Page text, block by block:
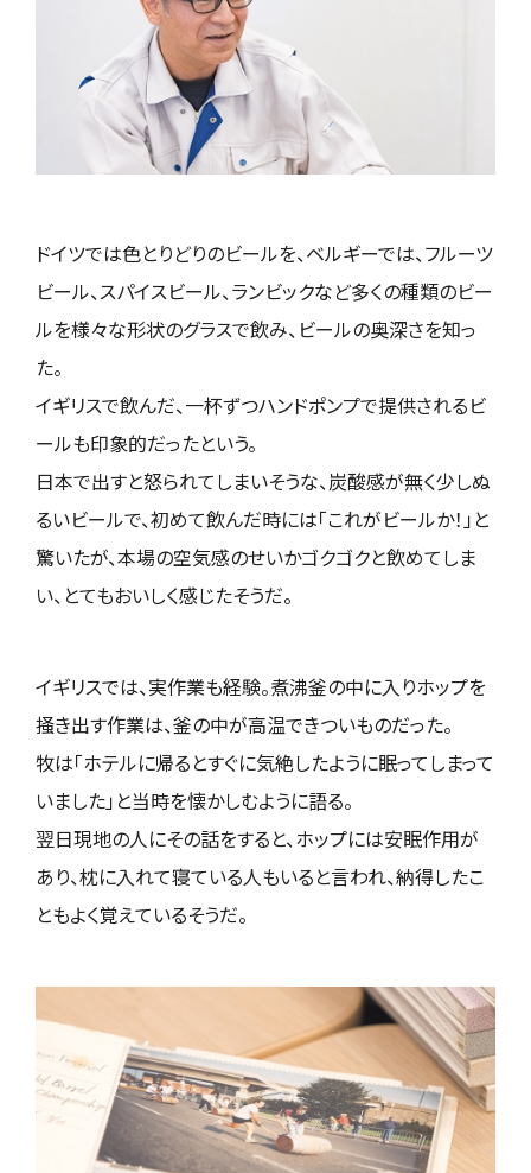
ドイツでは色とりどりのビールを、ベルギーでは、フルーツ
ビール、スパイスビール、ランビックなど多くの種類のビー
ルを様々な形状のグラスで飲み、ビールの奥深さを知っ
た。
イギリスで飲んだ、一杯ずつハンドポンプで提供されるビ
ールも印象的だったという。
日本で出すと怒られてしまいそうな、炭酸感が無く少しぬ
るいビールで、初めて飲んだ時には「これがビールか！」と
驚いたが、本場の空気感のせいかゴクゴクと飲めてしま
い、とてもおいしく感じたそうだ。
イギリスでは、実作業も経験。煮沸釜の中に入りホップを
掻き出す作業は、釜の中が高温できついものだった。
牧は「ホテルに帰るとすぐに気絶したように眠ってしまって
いました」と当時を懐かしむように語る。
翌日現地の人にその話をすると、ホップには安眠作用が
あり、枕に入れて寝ている人もいると言われ、納得したこ
ともよく覚えているそうだ。